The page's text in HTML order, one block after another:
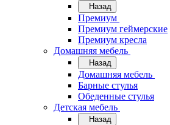
Назад
Премиум
Премиум геймерские
Премиум кресла
Домашняя мебель
Назад
Домашняя мебель
Барные стулья
Обеденные стулья
Детская мебель
Назад